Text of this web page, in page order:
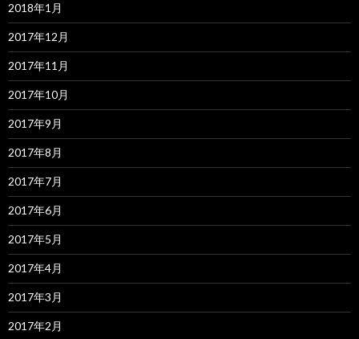
2018年1月
2017年12月
2017年11月
2017年10月
2017年9月
2017年8月
2017年7月
2017年6月
2017年5月
2017年4月
2017年3月
2017年2月